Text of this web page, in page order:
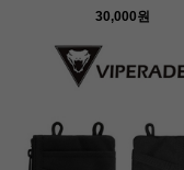
30,000원